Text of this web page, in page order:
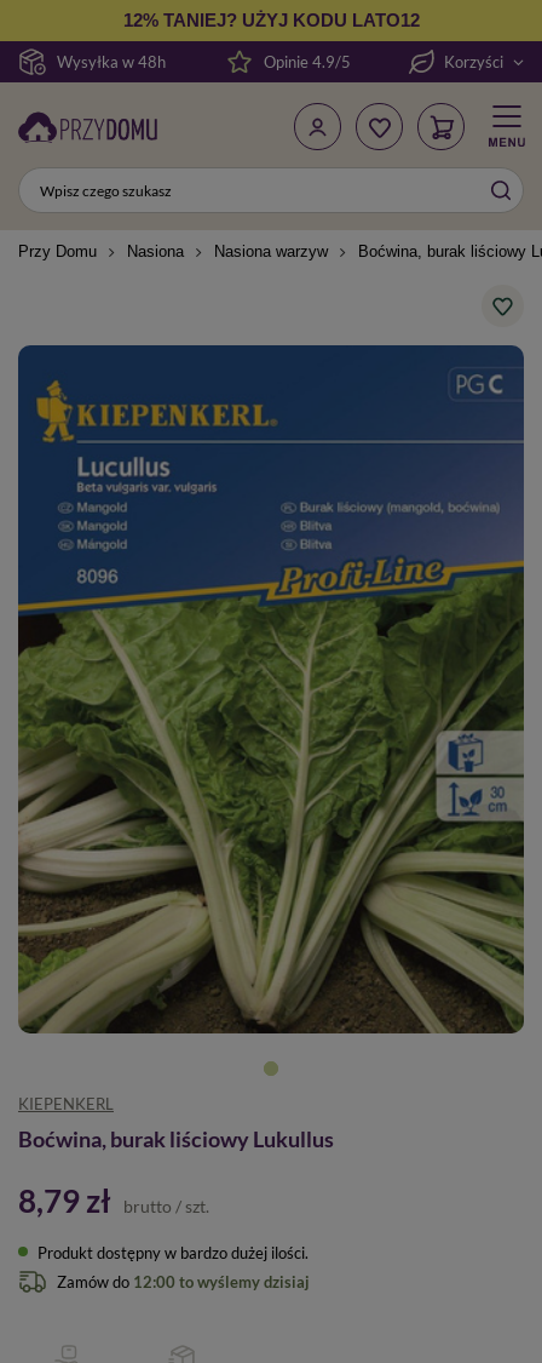
Wysyłka w 48h
12% TANIEJ? UŻYJ KODU LATO12
Opinie 4.9/5 Korzyści
Przy Domu Nasiona Nasiona warzyw Boćwina, burak liściowy
KIEPENKERL
Boćwina, burak liściowy Lukullus
8,79 zł brutto / szt.
Produkt dostępny w bardzo dużej ilości
Zamów do 12:00 to wyślemy dzisiaj